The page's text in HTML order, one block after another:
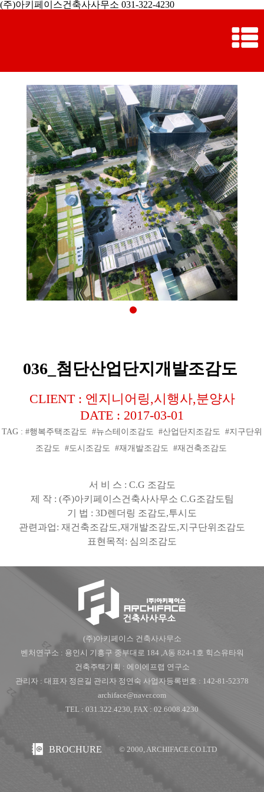
(주)아키페이스건축사사무소 031-322-4230
036_첨단산업단지개발조감도
CLIENT : 엔지니어링,시행사,분양사
DATE : 2017-03-01
TAG : #행복주택조감도 #뉴스테이조감도 #산업단지조감도 #지구단위
조감도 #도시조감도 #재개발조감도 #재건축조감도
서 비 스 : C.G 조감도
제 작 : (주)아키페이스건축사사무소 C.G조감도팀
기 법 : 3D렌더링 조감도,투시도
관련과업: 재건축조감도,재개발조감도,지구단위조감도
표현목적: 심의조감도
(주)아키페이스 건축사사무소
벤처연구소 : 용인시 기흥구 중부대로 184 ,A동 824-1호 힉스유타워
건축주택기획 : 에이에프랩 연구소
관리자 : 대표자 정은길 관리자 정연숙 사업자등록번호 : 142-81-52378
archiface@naver.com
TEL : 031.322.4230, FAX : 02.6008.4230
BROCHURE © 2000, ARCHIFACE.CO.LTD